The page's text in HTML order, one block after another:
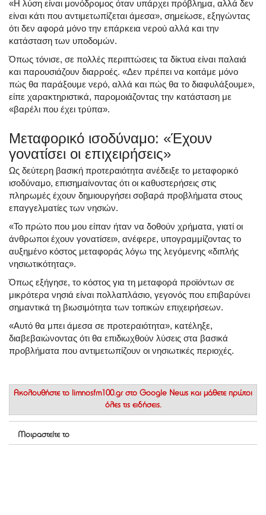
«Η λύση είναι μονόδρομος όταν υπάρχει πρόβλημα, αλλά δεν
είναι κάτι που αντιμετωπίζεται άμεσα», σημείωσε, εξηγώντας
ότι δεν αφορά μόνο την επάρκεια νερού αλλά και την
κατάσταση των υποδομών.
Όπως τόνισε, σε πολλές περιπτώσεις τα δίκτυα είναι παλαιά
και παρουσιάζουν διαρροές. «Δεν πρέπει να κοιτάμε μόνο
πώς θα παράξουμε νερό, αλλά και πώς θα το διαφυλάξουμε»,
είπε χαρακτηριστικά, παρομοιάζοντας την κατάσταση με
«βαρέλι που έχει τρύπα».
Μεταφορικό ισοδύναμο: «Έχουν
γονατίσει οι επιχειρήσεις»
Ως δεύτερη βασική προτεραιότητα ανέδειξε το μεταφορικό
ισοδύναμο, επισημαίνοντας ότι οι καθυστερήσεις στις
πληρωμές έχουν δημιουργήσει σοβαρά προβλήματα στους
επαγγελματίες των νησιών.
«Το πρώτο που μου είπαν ήταν να δοθούν χρήματα, γιατί οι
άνθρωποι έχουν γονατίσει», ανέφερε, υπογραμμίζοντας το
αυξημένο κόστος μεταφοράς λόγω της λεγόμενης «διπλής
νησιωτικότητας».
Όπως εξήγησε, το κόστος για τη μεταφορά προϊόντων σε
μικρότερα νησιά είναι πολλαπλάσιο, γεγονός που επιβαρύνει
σημαντικά τη βιωσιμότητα των τοπικών επιχειρήσεων.
«Αυτό θα μπει άμεσα σε προτεραιότητα», κατέληξε,
διαβεβαιώνοντας ότι θα επιδιωχθούν λύσεις στα βασικά
προβλήματα που αντιμετωπίζουν οι νησιωτικές περιοχές.
Ακολουθήστε το limnosfm100.gr στο Google News και μάθετε πρώτοι
όλες τις ειδήσεις.
Μοιραστείτε το